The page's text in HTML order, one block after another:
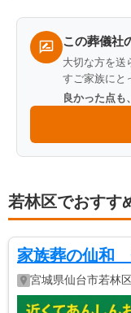
この葬儀社
大切な方を送
すご家族にと
良かった点も
若林区でおすす
家族葬の仙和
宮城県仙台市若林